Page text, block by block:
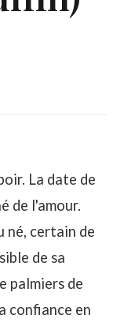
La date de
de l'amour.
né, certain de
de sa
palmiers de
confiance en